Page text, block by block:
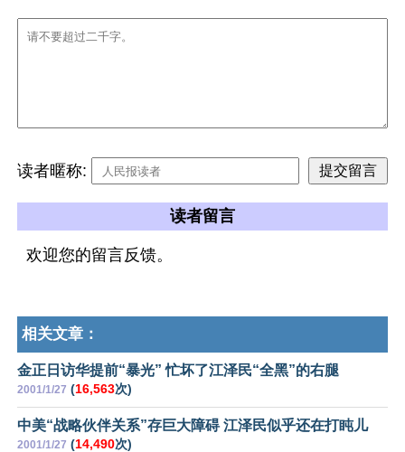
读者暱称:
读者留言
欢迎您的留言反馈。
相关文章：
金正日访华提前“暴光” 忙坏了江泽民“全黑”的右腿
2001/1/27 (16,563次)
中美“战略伙伴关系”存巨大障碍 江泽民似乎还在打盹儿
2001/1/27 (14,490次)